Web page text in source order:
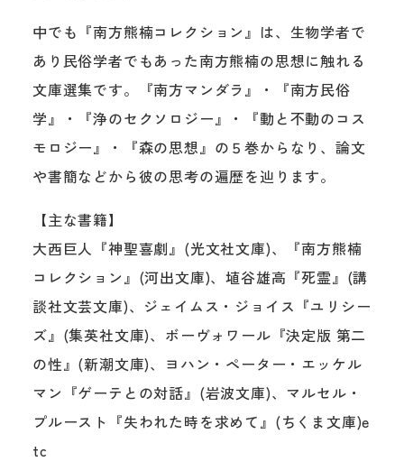
中でも『南方熊楠コレクション』は、生物学者で
あり民俗学者でもあった南方熊楠の思想に触れる
文庫選集です。『南方マンダラ』・『南方民俗
学』・『浄のセクソロジー』・『動と不動のコス
モロジー』・『森の思想』の５巻からなり、論文
や書簡などから彼の思考の遍歴を辿ります。
【主な書籍】
大西巨人『神聖喜劇』(光文社文庫)、『南方熊楠
コレクション』(河出文庫)、埴谷雄高『死霊』(講
談社文芸文庫)、ジェイムス・ジョイス『ユリシー
ズ』(集英社文庫)、ボーヴォワール『決定版 第二
の性』(新潮文庫)、ヨハン・ペーター・エッケル
マン『ゲーテとの対話』(岩波文庫)、マルセル・
プルースト『失われた時を求めて』(ちくま文庫)e
tc